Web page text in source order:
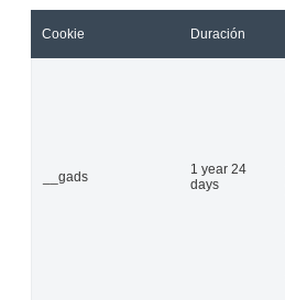
Cookie Duración
__gads
1 year 24
days